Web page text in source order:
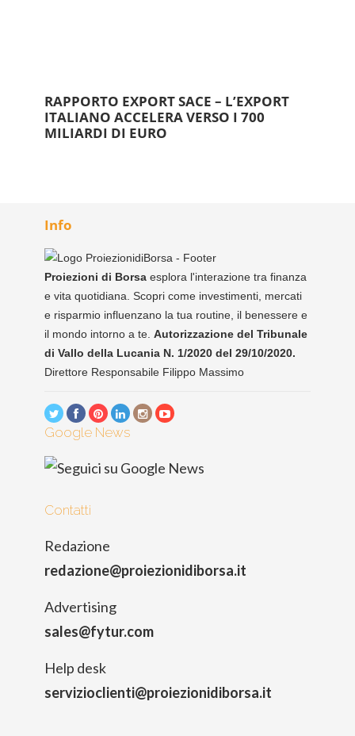
RAPPORTO EXPORT SACE – L’EXPORT
ITALIANO ACCELERA VERSO I 700
MILIARDI DI EURO
Info
Proiezioni di Borsa esplora l'interazione tra finanza
e vita quotidiana. Scopri come investimenti, mercati
e risparmio influenzano la tua routine, il benessere e
il mondo intorno a te. Autorizzazione del Tribunale
di Vallo della Lucania N. 1/2020 del 29/10/2020.
Direttore Responsabile Filippo Massimo
Google News
Contatti
Redazione
redazione@proiezionidiborsa.it
Advertising
sales@fytur.com
Help desk
servizioclienti@proiezionidiborsa.it